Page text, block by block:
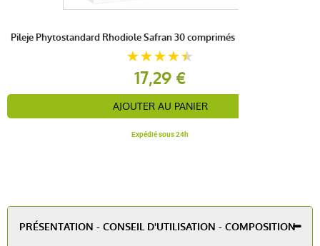
Pileje Phytostandard Rhodiole Safran 30 comprimés
17,29 €
AJOUTER AU PANIER
Expédié sous 24h
PRÉSENTATION - CONSEIL D'UTILISATION - COMPOSITION